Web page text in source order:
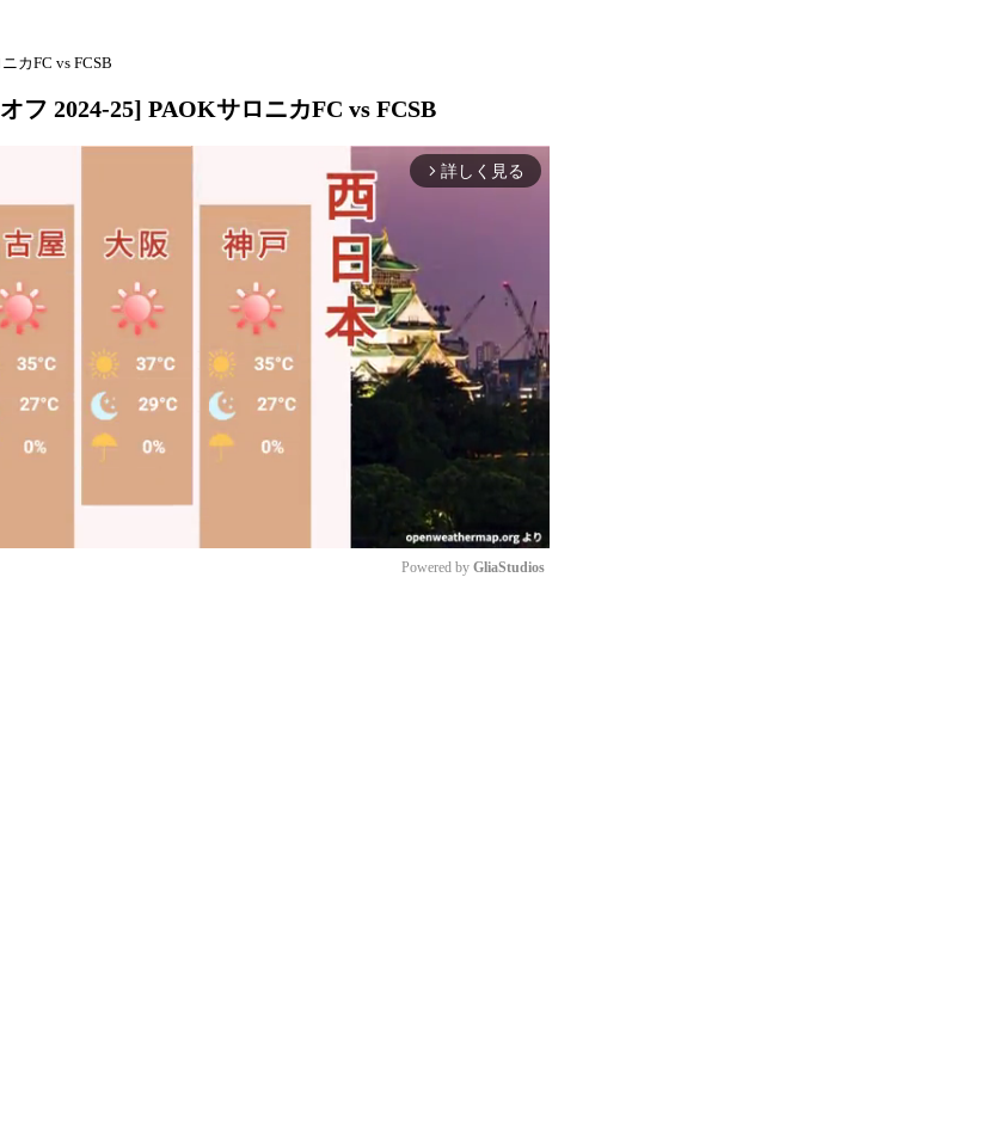
カFC vs FCSB
フ 2024-25] PAOKサロニカFC vs FCSB
arrow_forward_ios 詳しく見る
Powered by GliaStudios